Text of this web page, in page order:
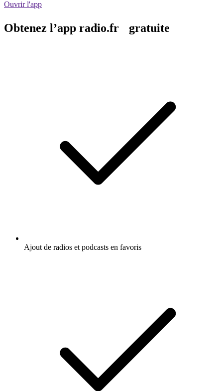
Ouvrir l'app
Obtenez l’app radio.fr gratuite
Ajout de radios et podcasts en favoris